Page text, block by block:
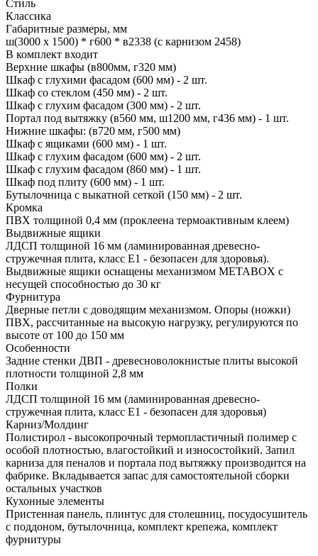
Стиль
Классика
Габаритные размеры, мм
ш(3000 х 1500) * г600 * в2338 (с карнизом 2458)
В комплект входит
Верхние шкафы (в800мм, г320 мм)
Шкаф с глухими фасадом (600 мм) - 2 шт.
Шкаф со стеклом (450 мм) - 2 шт.
Шкаф с глухим фасадом (300 мм) - 2 шт.
Портал под вытяжку (в560 мм, ш1200 мм, г436 мм) - 1 шт.
Нижние шкафы: (в720 мм, г500 мм)
Шкаф с ящиками (600 мм) - 1 шт.
Шкаф с глухим фасадом (600 мм) - 2 шт.
Шкаф с глухим фасадом (860 мм) - 1 шт.
Шкаф под плиту (600 мм) - 1 шт.
Бутылочница с выкатной сеткой (150 мм) - 2 шт.
Кромка
ПВХ толщиной 0,4 мм (проклеена термоактивным клеем)
Выдвижные ящики
ЛДСП толщиной 16 мм (ламинированная древесно-
стружечная плита, класс E1 - безопасен для здоровья).
Выдвижные ящики оснащены механизмом МЕТАBOX с
несущей способностью до 30 кг
Фурнитура
Дверные петли с доводящим механизмом. Опоры (ножки)
ПВХ, рассчитанные на высокую нагрузку, регулируются по
высоте от 100 до 150 мм
Особенности
Задние стенки ДВП - древесноволокнистые плиты высокой
плотности толщиной 2,8 мм
Полки
ЛДСП толщиной 16 мм (ламинированная древесно-
стружечная плита, класс E1 - безопасен для здоровья)
Карниз/Молдинг
Полистирол - высокопрочный термопластичный полимер с
особой плотностью, влагостойкий и износостойкий. Запил
карниза для пеналов и портала под вытяжку производится на
фабрике. Вкладывается запас для самостоятельной сборки
остальных участков
Кухонные элементы
Пристенная панель, плинтус для столешниц, посудосушитель
с поддоном, бутылочница, комплект крепежа, комплект
фурнитуры